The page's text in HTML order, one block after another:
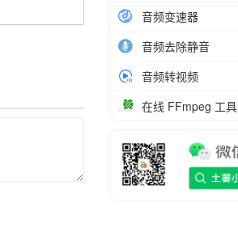
音频变速器
音频去除静音
音频转视频
在线 FFmpeg 工具